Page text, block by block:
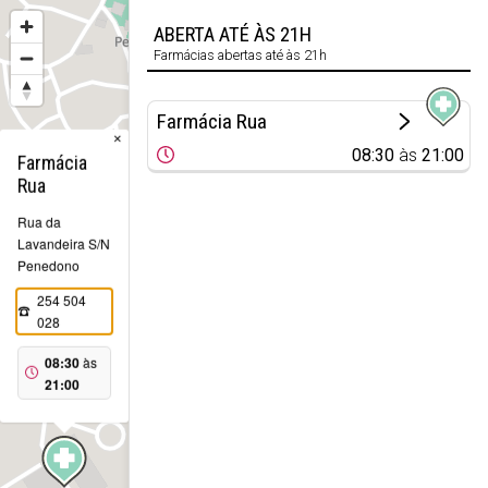
Farmácia
Rua
Rua da
Lavandeira S/N
Penedono
254 504
028
08:30às
21:00
×
ABERTA ATÉ ÀS 21H
Farmácias abertas até às 21h
Farmácia Rua
08:30 às21:00